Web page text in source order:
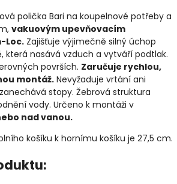
polička Bari na koupelnové potřeby a
vakuovým upevňovacím
Loc. Zajišťuje výjimečně silný úchop
která nasává vzduch a vytváří podtlak.
površích. Zaručuje rychlou,
montáž. Nevyžaduje vrtání ani
stopy. Žebrová struktura
vody. Určeno k montáži v
nad vanou.
košíku k hornímu košíku je 27,5 cm.